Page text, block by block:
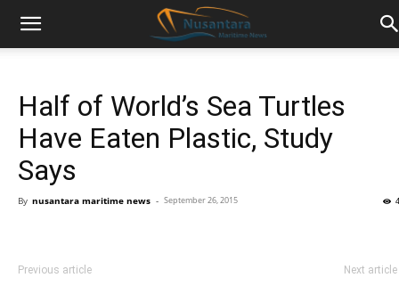
Half of World’s Sea Turtles
Have Eaten Plastic, Study
Says
By nusantara maritime news - September 26, 2015
Previous article Next article